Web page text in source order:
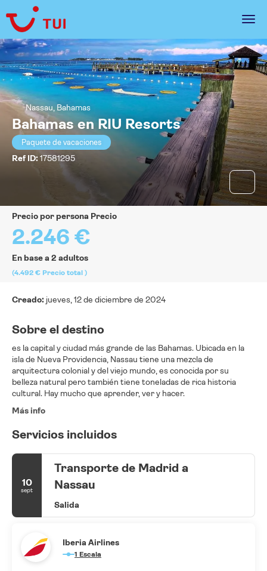
Nassau, Bahamas
Bahamas en RIU Resorts
Paquete de vacaciones
Ref ID:17581295
precio por persona Precio
2.246 €
En base a 2 adultos
(4.492 € Precio total )
Creado: jueves, 12 de diciembre de 2024
Sobre el destino
es la capital y ciudad más grande de las Bahamas. Ubicada en la
isla de Nueva Providencia, Nassau tiene una mezcla de
arquitectura colonial y del viejo mundo, es conocida por su
belleza natural pero también tiene toneladas de rica historia
cultural. Hay mucho que aprender, ver y hacer.
Más info
Servicios incluidos
10
sept
Transporte de Madrid a
Nassau
Salida
Iberia Airlines
1 Escala